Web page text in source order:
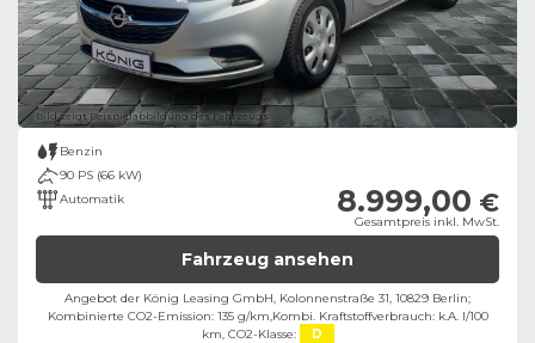
Bild zeigt Beispielabbildung des Fahrzeugs
Benzin
90 PS (66 kW)
Automatik
8.999,00 €
Gesamtpreis inkl. MwSt.
Fahrzeug ansehen
Angebot der König Leasing GmbH, Kolonnenstraße 31, 10829 Berlin;
Kombinierte CO2-Emission: 135 g/km,Kombi. Kraftstoffverbrauch: k.A. l/100
km, CO2-Klasse: D